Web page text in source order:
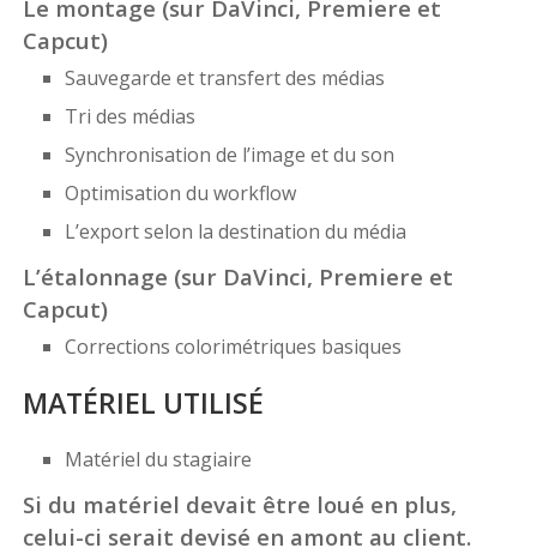
Le montage (sur DaVinci, Premiere et
Capcut)
Sauvegarde et transfert des médias
Tri des médias
Synchronisation de l’image et du son
Optimisation du workflow
L’export selon la destination du média
L’étalonnage (sur DaVinci, Premiere et
Capcut)
Corrections colorimétriques basiques
MATÉRIEL UTILISÉ
Matériel du stagiaire
Si du matériel devait être loué en plus,
celui-ci serait devisé en amont au client.